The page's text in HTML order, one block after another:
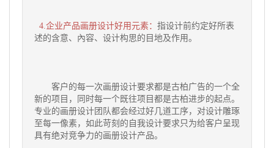
4.企业产品画册设计好用元素： 指设计前约定好所表
述的含意、內容、设计构思的目地及作用。
客户的每一次画册设计要求都是古柏广告的一个全
新的项目，同时每一个既往项目都是古柏进步的起点。
专业的画册设计团队都会经过好几道工序，对设计雕琢
至每一像素，如此苛刻的自我设计要求只为给客户呈现
具有绝对竞争力的画册设计产品。